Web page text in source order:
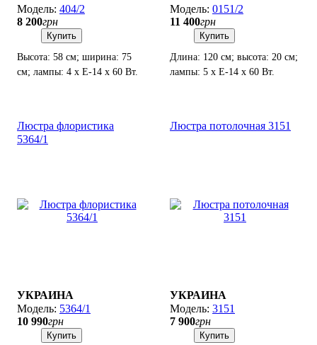
404/2
8 200грн
Купить
Высота: 58 см; ширина: 75
см; лампы: 4 х Е-14 х 60 Вт.
0151/2
11 400грн
Купить
Длина: 120 см; высота: 20 см;
лампы: 5 х Е-14 х 60 Вт.
Люстра флористика
5364/1
УКРАИНА
5364/1
10 990грн
Купить
Люстра потолочная 3151
УКРАИНА
3151
7 900грн
Купить